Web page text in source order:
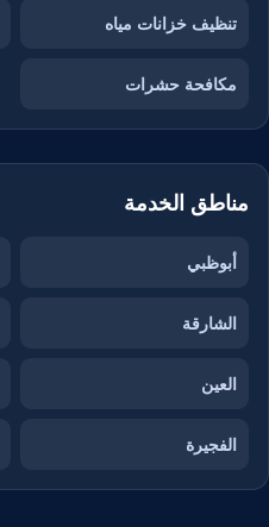
تنظيف خزانات مياه
مكافحة حشرات
مناطق الخدمة
أبوظبي
الشارقة
العين
الفجيرة